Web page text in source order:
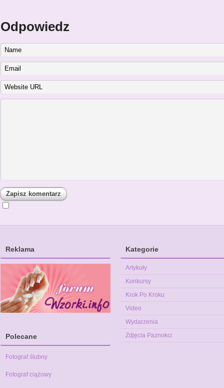
Odpowiedz
Reklama
Polecane
Fotograf ślubny
Fotograf ciążowy
Kategorie
Artykuły
Konkursy
Krok Po Kroku
Video
Wydarzenia
Zdjęcia Paznokci